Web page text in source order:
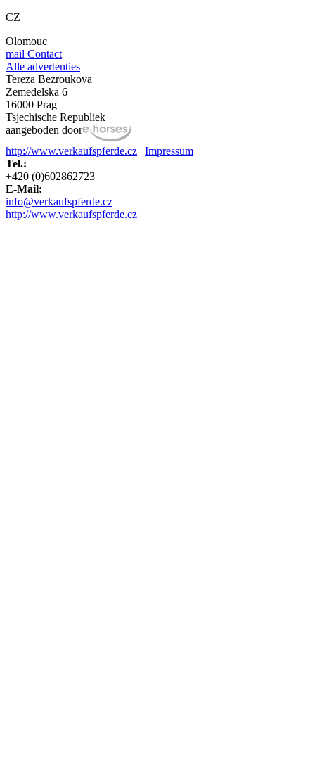
CZ
Olomouc
mail Contact
Alle advertenties
Tereza Bezroukova
Zemedelska 6
16000 Prag
Tsjechische Republiek
aangeboden door
http://www.verkaufspferde.cz | Impressum
Tel.:
+420 (0)602862723
E-Mail:
info@verkaufspferde.cz
http://www.verkaufspferde.cz